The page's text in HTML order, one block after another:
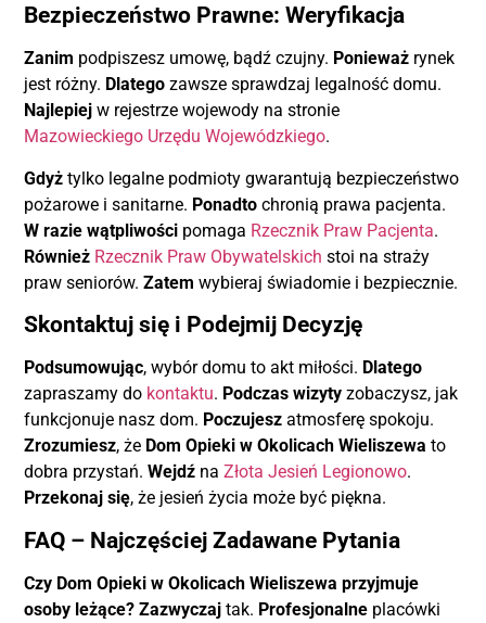
Bezpieczeństwo Prawne: Weryfikacja
Zanim podpiszesz umowę, bądź czujny. Ponieważ rynek
jest różny. Dlatego zawsze sprawdzaj legalność domu.
Najlepiej w rejestrze wojewody na stronie
Mazowieckiego Urzędu Wojewódzkiego.
Gdyż tylko legalne podmioty gwarantują bezpieczeństwo
pożarowe i sanitarne. Ponadto chronią prawa pacjenta.
W razie wątpliwości pomaga Rzecznik Praw Pacjenta.
Również Rzecznik Praw Obywatelskich stoi na straży
praw seniorów.Zatem wybieraj świadomie i bezpiecznie.
Skontaktuj się i Podejmij Decyzję
Podsumowując, wybór domu to akt miłości. Dlatego
zapraszamy do kontaktu. Podczas wizyty zobaczysz, jak
funkcjonuje nasz dom. Poczujesz atmosferę spokoju.
Zrozumiesz, że Dom Opieki w Okolicach Wieliszewa to
dobra przystań.Wejdź naZłota Jesień Legionowo.
Przekonaj się, że jesień życia może być piękna.
FAQ – Najczęściej Zadawane Pytania
Czy Dom Opieki w Okolicach Wieliszewa przyjmuje
osoby leżące? Zazwyczaj tak. Profesjonalne placówki